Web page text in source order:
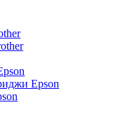
Epson